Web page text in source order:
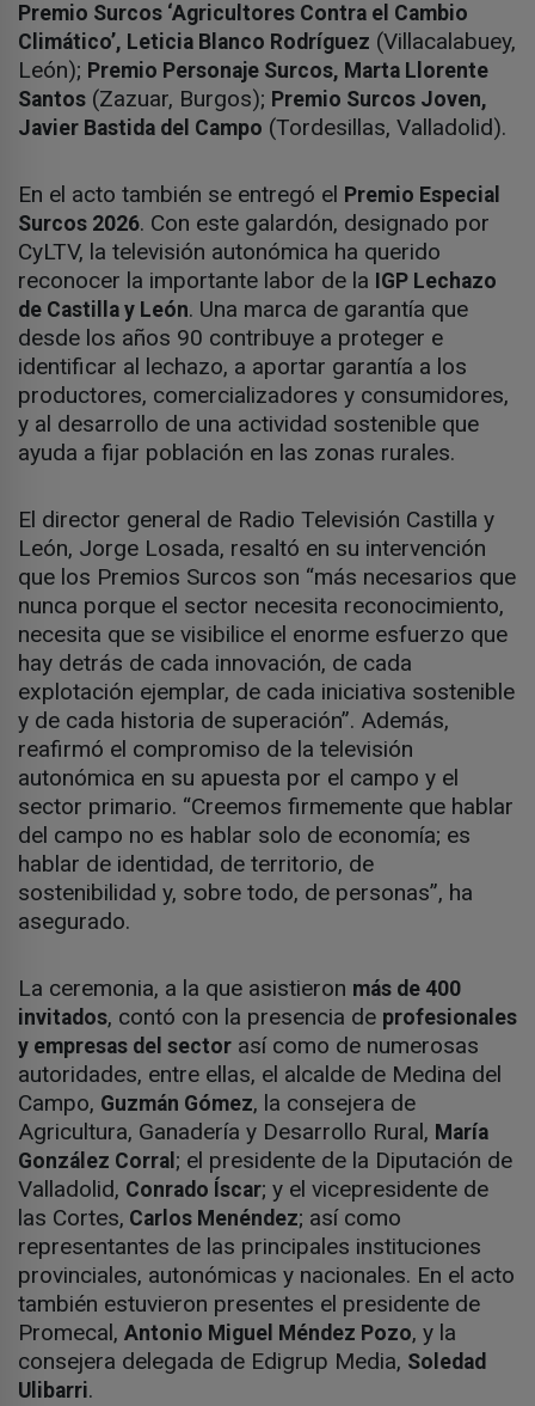
Premio Surcos ‘Agricultores Contra el Cambio
Climático’, Leticia Blanco Rodríguez (Villacalabuey,
León); Premio Personaje Surcos, Marta Llorente
Santos (Zazuar, Burgos); Premio Surcos Joven,
Javier Bastida del Campo (Tordesillas, Valladolid).
En el acto también se entregó el Premio Especial
Surcos 2026. Con este galardón, designado por
CyLTV, la televisión autonómica ha querido
reconocer la importante labor de la IGP Lechazo
de Castilla y León. Una marca de garantía que
desde los años 90 contribuye a proteger e
identificar al lechazo, a aportar garantía a los
productores, comercializadores y consumidores,
y al desarrollo de una actividad sostenible que
ayuda a fijar población en las zonas rurales.
El director general de Radio Televisión Castilla y
León, Jorge Losada, resaltó en su intervención
que los Premios Surcos son “más necesarios que
nunca porque el sector necesita reconocimiento,
necesita que se visibilice el enorme esfuerzo que
hay detrás de cada innovación, de cada
explotación ejemplar, de cada iniciativa sostenible
y de cada historia de superación”. Además,
reafirmó el compromiso de la televisión
autonómica en su apuesta por el campo y el
sector primario. “Creemos firmemente que hablar
del campo no es hablar solo de economía; es
hablar de identidad, de territorio, de
sostenibilidad y, sobre todo, de personas”, ha
asegurado.
La ceremonia, a la que asistieron más de 400
invitados, contó con la presencia de profesionales
y empresas del sector así como de numerosas
autoridades, entre ellas, el alcalde de Medina del
Campo, Guzmán Gómez, la consejera de
Agricultura, Ganadería y Desarrollo Rural, María
González Corral ; el presidente de la Diputación de
Valladolid, Conrado Íscar; y el vicepresidente de
las Cortes, Carlos Menéndez; así como
representantes de las principales instituciones
provinciales, autonómicas y nacionales. En el acto
también estuvieron presentes el presidente de
Promecal, Antonio Miguel Méndez Pozo, y la
consejera delegada de Edigrup Media, Soledad
Ulibarri.